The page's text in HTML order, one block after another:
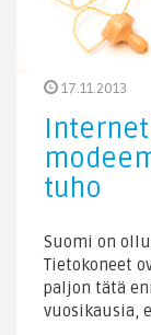
17.11.2013
tuho
Suomi on
Tietokoneet
paljon tätä
vuosikausia,